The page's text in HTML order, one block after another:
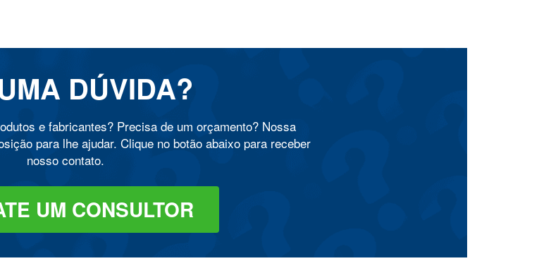
DÚVIDA?
e fabricantes? Precisa de um orçamento? Nossa
para lhe ajudar. Clique no botão abaixo para receber
nosso contato.
UM CONSULTOR